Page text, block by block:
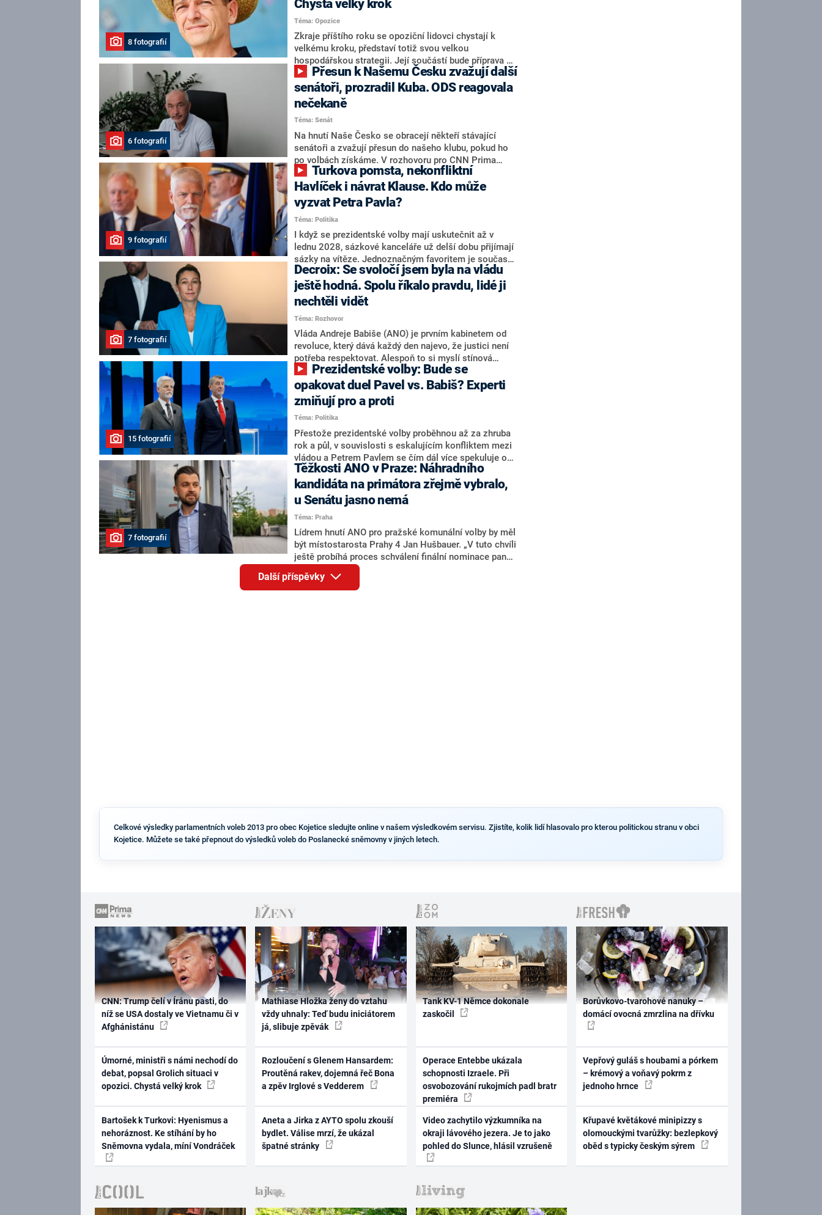
8 fotografií
Chystá velký krok
Téma: Opozice
Zkraje příštího roku se opoziční lidovci chystají k
velkému kroku, představí totiž svou velkou
hospodářskou strategii. Její součástí bude příprava na
stárnutí populace, řekl ve středu na setkání s novináři
nový předseda lidovců Jan Grolich. Ten zároveň v
senátních volbách kandiduje ve Vyškově. Popsal i
aktivitu opozice, o níž vládní strany nebo političtí
komentátoři mluví jako o slabé a v defenzivě. „Je to
úmorná práce upozorňovat na chyby vlády. Ministři s
námi navíc nechodí do debat. Chceme ale ukazovat
svoje témata,“ odpověděl Grolich na dotaz CNN Prima
NEWS.
6 fotografií
senátoři, prozradil Kuba. ODS reagovala
nečekaně
Téma: Senát
Na hnutí Naše Česko se obracejí někteří stávající
senátoři a zvažují přesun do našeho klubu, pokud ho
po volbách získáme. V rozhovoru pro CNN Prima
NEWS to řekl zakladatel hnutí a jihočeský hejtman
Martin Kuba. Konkrétní nebyl, ale získat by takto mohl
například senátora Zdeňka Hrabu, který je dnes
součástí klubu ODS a TOP 09. Hraba to na dotaz
redakce nevyloučil. Předseda klubu senátorů ODS
Zdeněk Nytra redakci řekl, že počítá s odchodem
některých senátorů z klubu a že Naše Česko není
nepřítel, ale soupeř.
9 fotografií
Havlíček i návrat Klause. Kdo může
vyzvat Petra Pavla?
Téma: Politika
I když se prezidentské volby mají uskutečnit až v
lednu 2028, sázkové kanceláře už delší dobu přijímají
sázky na vítěze. Jednoznačným favoritem je současná
hlava státu Petr Pavel. Daleko za ním pak bookmakeři
zmiňují dva výrazné politiky ANO, tedy premiéra
Andreje Babiše a ministra průmyslu Karla Havlíčka.
Oblíbeným tipem samotných sázkařů je poslanec za
Motoristy Filip Turek. Politolog Jan Kubáček nicméně
o případné kandidatuře kohokoliv ze zmíněné trojice
značně pochybuje. Podle něj současná koalice dosud
nemá osobu, která by Pavlovi mohla konkurovat.
7 fotografií
Decroix: Se svoločí jsem byla na vládu
ještě hodná. Spolu říkalo pravdu, lidé ji
nechtěli vidět
Téma: Rozhovor
Vláda Andreje Babiše (ANO) je prvním kabinetem od
revoluce, který dává každý den najevo, že justici není
potřeba respektovat. Alespoň to si myslí stínová
ministryně spravedlnosti ODS Eva Decroix. V
rozhovoru pro CNN Prima NEWS si nebrala servítky
ohledně politického výkonu svého nástupce Jeronýma
Tejce (za ANO) či vládní zmocněnkyně pro lidská
práva Taťány Malé (ANO). Označením „svoloč“ na
adresu vlády prý byla ještě hodná. Decroix se také
vrátila k volební porážce koalice Spolu či promluvila o
hnutí Naše Česko Martina Kuby.
15 fotografií
opakovat duel Pavel vs. Babiš? Experti
zmiňují pro a proti
Téma: Politika
Přestože prezidentské volby proběhnou až za zhruba
rok a půl, v souvislosti s eskalujícím konfliktem mezi
vládou a Petrem Pavlem se čím dál více spekuluje o
tom, koho by do bitvy o Hrad mohla vyslat současná
koalice. Někteří političtí komentátoři znovu vytahují
jméno premiéra Andreje Babiše (ANO). Jak moc je
pravděpodobné, že se v prezidentských volbách 2028
bude znovu opakovat souboj z roku 2023?
7 fotografií
Těžkosti ANO v Praze: Náhradního
kandidáta na primátora zřejmě vybralo,
u Senátu jasno nemá
Téma: Praha
Lídrem hnutí ANO pro pražské komunální volby by měl
být místostarosta Prahy 4 Jan Hušbauer. „V tuto chvíli
ještě probíhá proces schválení finální nominace pana
Jana Hušbauera Výborem hnutí ANO,“ uvedl pro
redakci místopředseda pražského ANO Martin
Benkovič. O Hušbauerovi se spekulovalo jako o
Další příspěvky
Celkové výsledky parlamentních voleb 2013 pro obec Kojetice sledujte online v našem výsledkovém servisu. Zjistíte, kolik lidí hlasovalo pro kterou politickou stranu v obci
Kojetice. Můžete se také přepnout do výsledků voleb do Poslanecké sněmovny v jiných letech.
CNN: Trump čelí v Íránu pasti, do
níž se USA dostaly ve Vietnamu či v
Afghánistánu
Úmorné, ministři s námi nechodí do
debat, popsal Grolich situaci v
opozici. Chystá velký krok
Bartošek k Turkovi: Hyenismus a
nehoráznost. Ke stíhání by ho
Sněmovna vydala, míní Vondráček
Mathiase Hložka ženy do vztahu
vždy uhnaly: Teď budu iniciátorem
já, slibuje zpěvák
Rozloučení s Glenem Hansardem:
Proutěná rakev, dojemná řeč Bona
a zpěv Irglové s Vedderem
Aneta a Jirka z AYTO spolu zkouší
bydlet. Válise mrzí, že ukázal
špatné stránky
Tank KV-1 Němce dokonale
zaskočil
Operace Entebbe ukázala
schopnosti Izraele. Při
osvobozování rukojmích padl bratr
premiéra
Video zachytilo výzkumníka na
okraji lávového jezera. Je to jako
pohled do Slunce, hlásil vzrušeně
Borůvkovo-tvarohové nanuky –
domácí ovocná zmrzlina na dřívku
Vepřový guláš s houbami a pórkem
– krémový a voňavý pokrm z
jednoho hrnce
Křupavé květákové minipizzy s
olomouckými tvarůžky: bezlepkový
oběd s typicky českým sýrem